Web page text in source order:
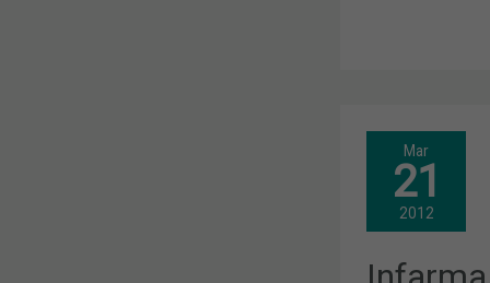
Mar
21
2012
MADRID
2012.
FIDELIZAR
AL
PACIENTE,
CLAVE
LA